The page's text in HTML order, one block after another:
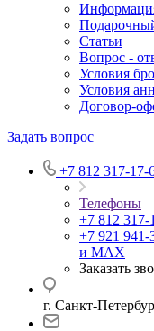
Статьи
Вопрос -
Условия
Условия
Договор-
Задать вопрос
+7 812 317-17-
Телефоны
+7 812 317-
+7 921 941-
и MAX
Заказать
г. Санкт-